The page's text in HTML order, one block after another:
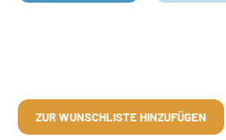
ZUR WUNSCHLISTE HINZUFÜGEN